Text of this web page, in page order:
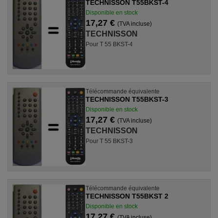
TECHNISSON T55BKST-4
Disponible en stock
17,27 € (TVA incluse)
TECHNISSON
Pour T 55 BKST-4
Télécommande équivalente
TECHNISSON T55BKST-3
Disponible en stock
17,27 € (TVA incluse)
TECHNISSON
Pour T 55 BKST-3
Télécommande équivalente
TECHNISSON T55BKST 2
Disponible en stock